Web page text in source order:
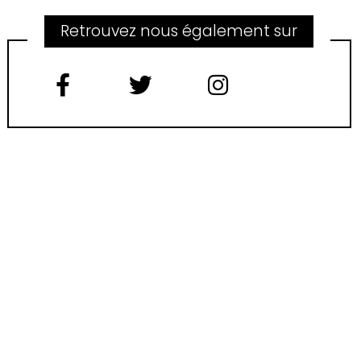
Retrouvez nous également sur